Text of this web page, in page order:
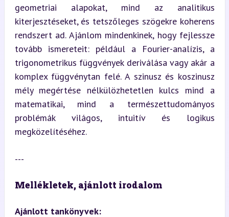
geometriai alapokat, mind az analitikus
kiterjesztéseket, és tetszőleges szögekre koherens
rendszert ad. Ajánlom mindenkinek, hogy fejlessze
tovább ismereteit: például a Fourier-analízis, a
trigonometrikus függvények deriválása vagy akár a
komplex függvénytan felé. A szinusz és koszinusz
mély megértése nélkülözhetetlen kulcs mind a
matematikai, mind a természettudományos
problémák világos, intuitív és logikus
megközelítéséhez.
---
Mellékletek, ajánlott irodalom
Ajánlott tankönyvek: